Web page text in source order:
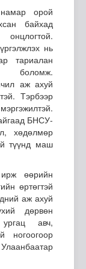
орой
байхад
нь
тариалан
боломж.
аж ахуй
Тэрбээр
БНСУ-
хөдөлмөр
түүнд маш
өөрийн
өртөгтэй
аж ахуй
дөрвөн
авч,
ногоогоор